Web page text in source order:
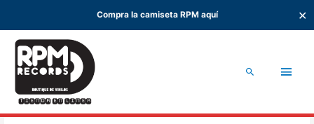
Compra la camiseta RPM aquí ✕
contenido
Buscar